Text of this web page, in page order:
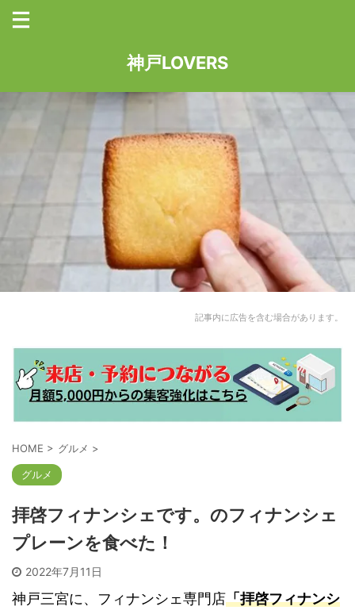
神戸LOVERS
記事内に広告を含む場合があります。
HOME > グルメ >
グルメ
拝啓フィナンシェです。のフィナンシェ
プレーンを食べた！
2022年7月11日
神戸三宮に、フィナンシェ専門店「拝啓フィナンシ